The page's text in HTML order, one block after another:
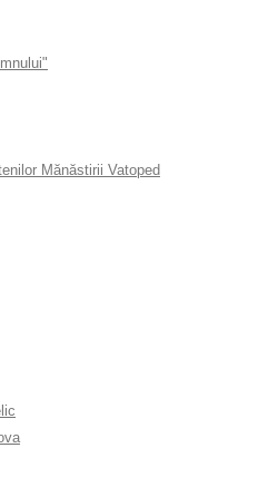
Mănăstirii Vatoped